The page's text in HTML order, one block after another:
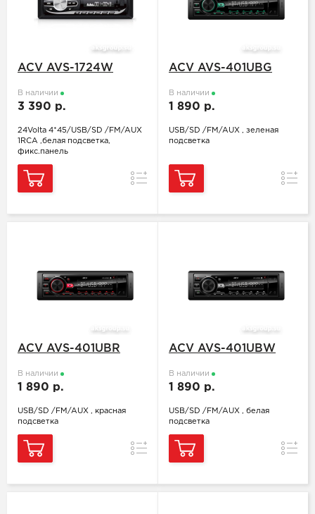
ACV AVS-1724W
В наличии
3 390 р.
24Volta 4*45/USB/SD /FM/AUX
1RCA ,белая подсветка,
фикс.панель
Сравнение
ACV AVS-401UBG
В наличии
1 890 р.
USB/SD /FM/AUX , зеленая
подсветка
ACV AVS-401UBR
В наличии
1 890 р.
USB/SD /FM/AUX , красная
подсветка
Сравнение
ACV AVS-401UBW
В наличии
1 890 р.
USB/SD /FM/AUX , белая
подсветка